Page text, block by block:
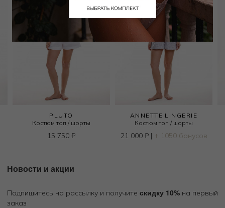
PLUTO
Костюм топ / шорты
15 750 ₽
ANNETTE LINGERIE
Костюм топ / шорты
21 000 ₽| + 1050 бонусов
Новости и акции
Подпишитесь на рассылку и получите скидку 10% на первый
заказ